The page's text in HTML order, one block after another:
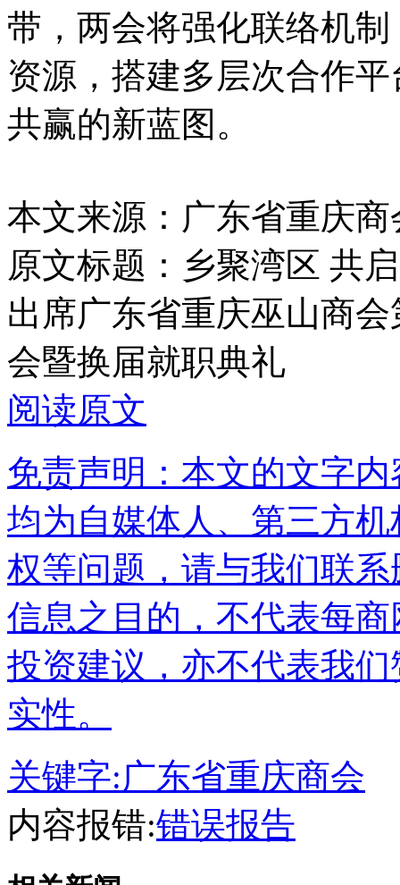
带，两会将强化联络机
资源，搭建多层次合作
共赢的新蓝图。
本文来源：广东省重庆商
原文标题： 乡聚湾区 共
出席广东省重庆巫山商
会暨换届就职典礼
阅读原文
免责声明：本文的文字
均为自媒体人、第三方
权等问题，请与我们联
信息之目的，不代表每
投资建议，亦不代表我
实性。
关键字:广东省重庆商会
内容报错:错误报告